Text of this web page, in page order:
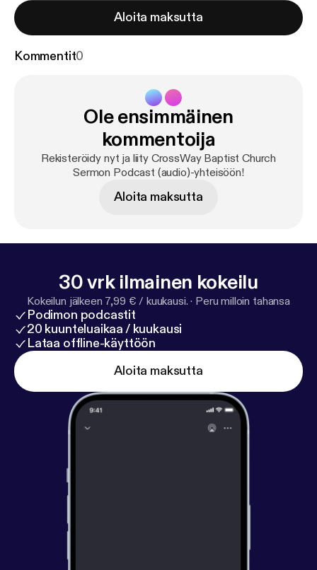
Aloita maksutta
Kommentit0
Ole ensimmäinen
kommentoija
Rekisteröidy nyt ja liity CrossWay Baptist Church
Sermon Podcast (audio)-yhteisöön!
Aloita maksutta
30 vrk ilmainen kokeilu
Kokeilun jälkeen 7,99 € / kuukausi. · Peru milloin tahansa
Podimon podcastit
20 kuunteluaikaa / kuukausi
Lataa offline-käyttöön
Aloita maksutta